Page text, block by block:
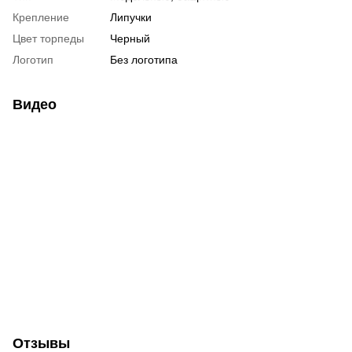
Крепление
Липучки
Цвет торпеды
Черный
Логотип
Без логотипа
Видео
Отзывы